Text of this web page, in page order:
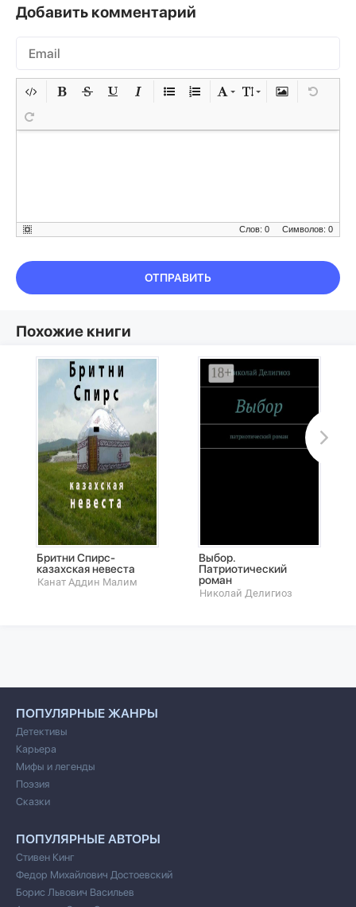
Добавить комментарий
Символов: 0
Слов: 0
ОТПРАВИТЬ
Похожие книги
Бритни Спирс-
казахская невеста
Канат Аддин Малим
Выбор.
Патриотический
роман
Николай Делигиоз
ПОПУЛЯРНЫЕ ЖАНРЫ
Детективы
Карьера
Мифы и легенды
Поэзия
Сказки
ПОПУЛЯРНЫЕ АВТОРЫ
Стивен Кинг
Федор Михайлович Достоевский
Борис Львович Васильев